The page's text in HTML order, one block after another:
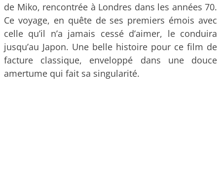
de Miko, rencontrée à Londres dans les années 70.
Ce voyage, en quête de ses premiers émois avec
celle qu’il n’a jamais cessé d’aimer, le conduira
jusqu’au Japon. Une belle histoire pour ce film de
facture classique, enveloppé dans une douce
amertume qui fait sa singularité.